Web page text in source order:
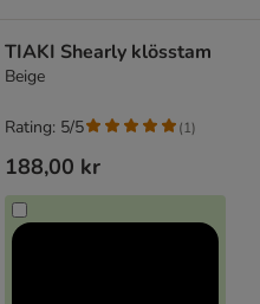
TIAKI Shearly klösstam
Beige
188,00 kr
Rating: 5/5 (1)